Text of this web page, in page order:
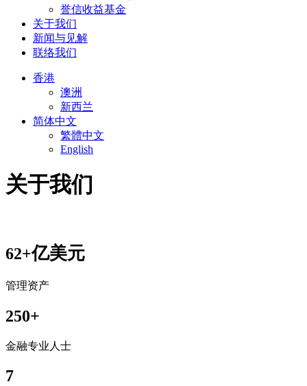
誉信收益基金
关于我们
新闻与见解
联络我们
香港
澳洲
新西兰
简体中文
繁體中文
English
关于我们
62+亿美元
管理资产
250+
金融专业人士
7